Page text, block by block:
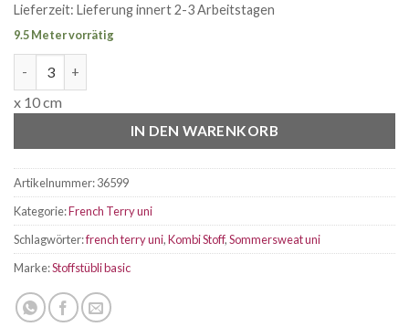
Lieferzeit: Lieferung innert 2-3 Arbeitstagen
9.5 Meter vorrätig
x 10 cm
IN DEN WARENKORB
Artikelnummer:36599
Kategorie:French Terry uni
Schlagwörter:french terry uni,Kombi Stoff,Sommersweat uni
Marke:Stoffstübli basic